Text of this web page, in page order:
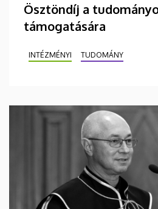
Ösztöndíj a
támogatására
INTÉZMÉNYI TUDOMÁNY